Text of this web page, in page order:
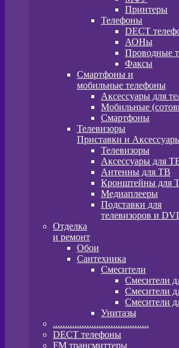
Принтеры
Телефоны
DECT
АОНы
Проводные
Факсы
Смартфоны и
мобильные телефоны
Аксессуары для
Мобильные
Смартфоны
Телевизоры
Приставки и
Телевизоры
Аксессуары для
Антенны для ТВ
Кронштейны для
Медиаплееры
Подставки для
телевизоров и
Отделка
и ремонт
Обои
Сантехника
Смесители
Смесители
Смесители
Смесители
Унитазы
........................................
DECT телефоны
FM трансмиттеры